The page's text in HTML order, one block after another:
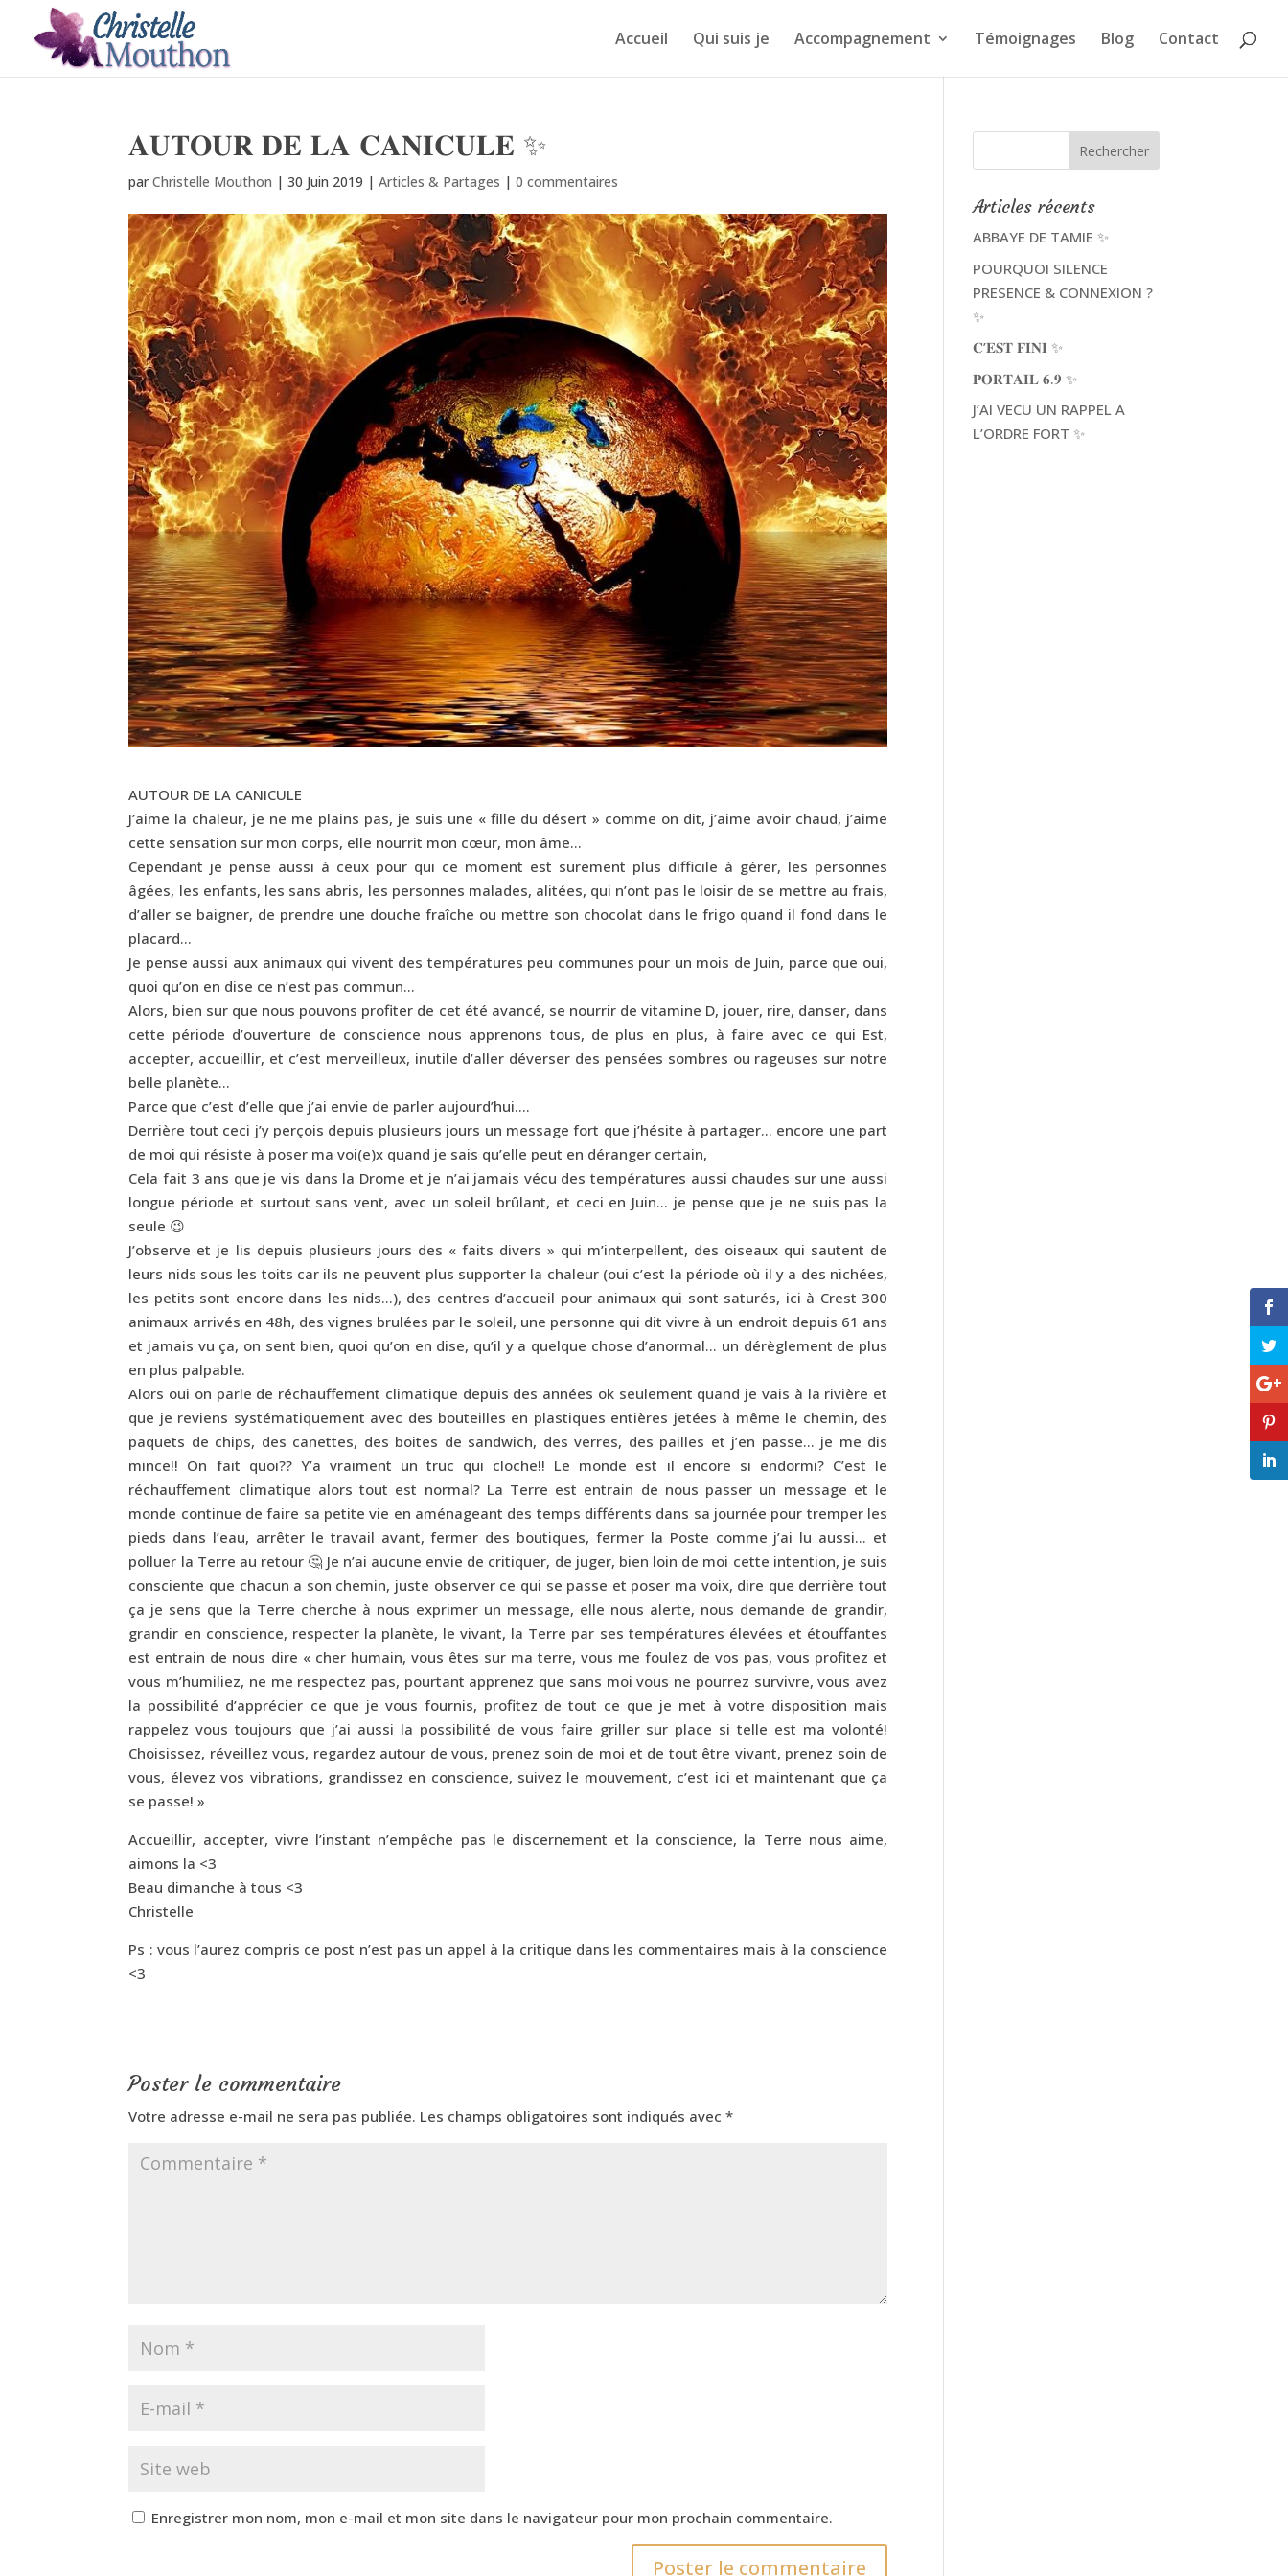
Accueil Qui suis je Accompagnement Témoignages Blog Contact
𝐀𝐔𝐓𝐎𝐔𝐑 𝐃𝐄 𝐋𝐀 𝐂𝐀𝐍𝐈𝐂𝐔𝐋𝐄 ✨
parChristelle Mouthon |30 Juin 2019 |Articles & Partages |0 commentaires
AUTOUR DE LA CANICULE
J’aime la chaleur, je ne me plains pas, je suis une « fille du désert » comme on dit, j’aime avoir chaud, j’aime
cette sensation sur mon corps, elle nourrit mon cœur, mon âme…
Cependant je pense aussi à ceux pour qui ce moment est surement plus difficile à gérer, les personnes
âgées, les enfants, les sans abris, les personnes malades, alitées, qui n’ont pas le loisir de se mettre au frais,
d’aller se baigner, de prendre une douche fraîche ou mettre son chocolat dans le frigo quand il fond dans le
placard…
Je pense aussi aux animaux qui vivent des températures peu communes pour un mois de Juin, parce que oui,
quoi qu’on en dise ce n’est pas commun…
Alors, bien sur que nous pouvons profiter de cet été avancé, se nourrir de vitamine D, jouer, rire, danser, dans
cette période d’ouverture de conscience nous apprenons tous, de plus en plus, à faire avec ce qui Est,
accepter, accueillir, et c’est merveilleux, inutile d’aller déverser des pensées sombres ou rageuses sur notre
belle planète…
Parce que c’est d’elle que j’ai envie de parler aujourd’hui….
Derrière tout ceci j’y perçois depuis plusieurs jours un message fort que j’hésite à partager… encore une part
de moi qui résiste à poser ma voi(e)x quand je sais qu’elle peut en déranger certain,
Cela fait 3 ans que je vis dans la Drome et je n’ai jamais vécu des températures aussi chaudes sur une aussi
longue période et surtout sans vent, avec un soleil brûlant, et ceci en Juin… je pense que je ne suis pas la
seule 😉
J’observe et je lis depuis plusieurs jours des « faits divers » qui m’interpellent, des oiseaux qui sautent de
leurs nids sous les toits car ils ne peuvent plus supporter la chaleur (oui c’est la période où il y a des nichées,
les petits sont encore dans les nids…), des centres d’accueil pour animaux qui sont saturés, ici à Crest 300
animaux arrivés en 48h, des vignes brulées par le soleil, une personne qui dit vivre à un endroit depuis 61 ans
et jamais vu ça, on sent bien, quoi qu’on en dise, qu’il y a quelque chose d’anormal… un dérèglement de plus
en plus palpable.
Alors oui on parle de réchauffement climatique depuis des années ok seulement quand je vais à la rivière et
que je reviens systématiquement avec des bouteilles en plastiques entières jetées à même le chemin, des
paquets de chips, des canettes, des boites de sandwich, des verres, des pailles et j’en passe… je me dis
mince!! On fait quoi?? Y’a vraiment un truc qui cloche!! Le monde est il encore si endormi? C’est le
réchauffement climatique alors tout est normal? La Terre est entrain de nous passer un message et le
monde continue de faire sa petite vie en aménageant des temps différents dans sa journée pour tremper les
pieds dans l’eau, arrêter le travail avant, fermer des boutiques, fermer la Poste comme j’ai lu aussi… et
polluer la Terre au retour 🤔 Je n’ai aucune envie de critiquer, de juger, bien loin de moi cette intention, je suis
consciente que chacun a son chemin, juste observer ce qui se passe et poser ma voix, dire que derrière tout
ça je sens que la Terre cherche à nous exprimer un message, elle nous alerte, nous demande de grandir,
grandir en conscience, respecter la planète, le vivant, la Terre par ses températures élevées et étouffantes
est entrain de nous dire « cher humain, vous êtes sur ma terre, vous me foulez de vos pas, vous profitez et
vous m’humiliez, ne me respectez pas, pourtant apprenez que sans moi vous ne pourrez survivre, vous avez
la possibilité d’apprécier ce que je vous fournis, profitez de tout ce que je met à votre disposition mais
rappelez vous toujours que j’ai aussi la possibilité de vous faire griller sur place si telle est ma volonté!
Choisissez, réveillez vous, regardez autour de vous, prenez soin de moi et de tout être vivant, prenez soin de
vous, élevez vos vibrations, grandissez en conscience, suivez le mouvement, c’est ici et maintenant que ça
se passe! »
Accueillir, accepter, vivre l’instant n’empêche pas le discernement et la conscience, la Terre nous aime,
aimons la <3
Beau dimanche à tous <3
Christelle
Ps : vous l’aurez compris ce post n’est pas un appel à la critique dans les commentaires mais à la conscience
<3
Poster le commentaire
Votre adresse e-mail ne sera pas publiée. Les champs obligatoires sont indiqués avec*
Enregistrer mon nom, mon e-mail et mon site dans le navigateur pour mon prochain commentaire.
Articles récents
ABBAYE DE TAMIE ✨
POURQUOI SILENCE
PRESENCE & CONNEXION ?
✨
𝐂’𝐄𝐒𝐓 𝐅𝐈𝐍𝐈 ✨
𝐏𝐎𝐑𝐓𝐀𝐈𝐋 𝟔.𝟗 ✨
J’AI VECU UN RAPPEL A
L’ORDRE FORT ✨